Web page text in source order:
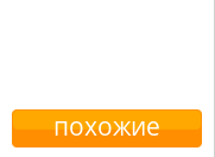
похожие